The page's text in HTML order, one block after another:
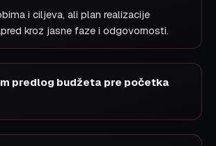
i ciljeva, ali plan realizacije
kroz jasne faze i odgovornosti.
predlog budžeta pre početka